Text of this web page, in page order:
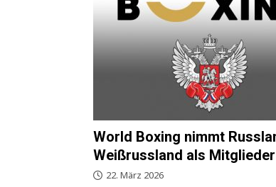
World Boxing nimmt
Weißrussland als
22. März 2026